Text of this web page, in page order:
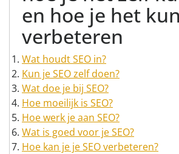
en hoe je het
verbeteren
Wat houdt SEO in?
Kun je SEO zelf doen?
Wat doe je bij SEO?
Hoe moeilijk is SEO?
Hoe werk je aan SEO?
Wat is goed voor je SEO?
Hoe kan je je SEO verbeteren?